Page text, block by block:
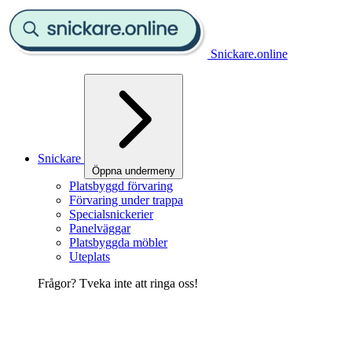
Snickare.online
Snickare
Öppna undermeny
Platsbyggd förvaring
Förvaring under trappa
Specialsnickerier
Panelväggar
Platsbyggda möbler
Uteplats
Frågor? Tveka inte att ringa oss!